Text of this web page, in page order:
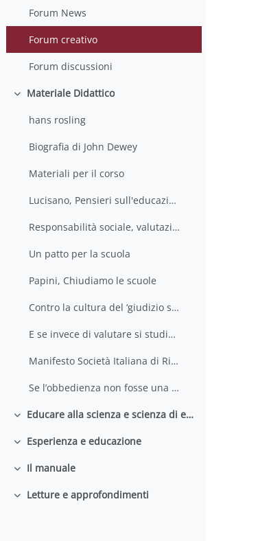
Forum News
Forum creativo
Forum discussioni
Minimizza
Materiale Didattico
hans rosling
Biografia di John Dewey
Materiali per il corso
Lucisano, Pensieri sull'educazione
Responsabilità sociale, valutazione e ricerca educativa
Un patto per la scuola
Papini, Chiudiamo le scuole
Contro la cultura del ‘giudizio senza critica’
E se invece di valutare si studiasse
Manifesto Società Italiana di Ricerca Didattica
Se l’obbedienza non fosse una virtù
Minimizza Educare alla scienza e scienza di educare
Minimizza
Esperienza e educazione
Minimizza
Il manuale
Minimizza
Letture e approfondimenti